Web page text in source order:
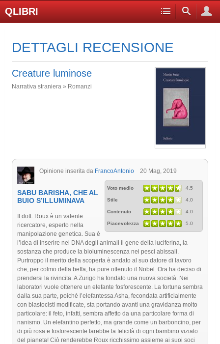
QLIBRI
DETTAGLI RECENSIONE
Creature luminose
Narrativa straniera » Romanzi
Opinione inserita da FrancoAntonio 20 Mag, 2019
Voto medio 4.5
Stile 4.0
Contenuto 4.0
Piacevolezza 5.0
SABU BARISHA, CHE AL
BUIO S’ILLUMINAVA
Il dott. Roux è un valente
ricercatore, esperto nella
manipolazione genetica. Sua è
l’idea di inserire nel DNA degli animali il gene della luciferina, la
sostanza che produce la bioluminescenza nei pesci abissali.
Purtroppo il merito della scoperta è andato al suo datore di lavoro
che, per colmo della beffa, ha pure ottenuto il Nobel. Ora ha deciso di
prendersi la rivincita. A Zurigo ha fondato una nuova società. Nei
laboratori vuole ottenere un elefante fosforescente. La fortuna sembra
dalla sua parte, poiché l’elefantessa Asha, fecondata artificialmente
con blastocisti modificate, sta portando avanti una gravidanza molto
particolare: il feto, infatti, sembra affetto da una particolare forma di
nanismo. Un elefantino perfetto, ma grande come un barboncino, per
di più rosa e fosforescente farebbe la felicità di ogni bambino viziato
del pianeta! Ciò renderebbe Roux ricchissimo assieme ai suoi soci